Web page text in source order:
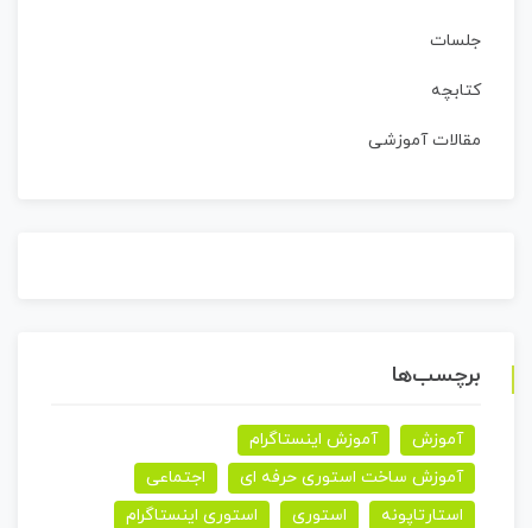
جلسات
کتابچه
مقالات آموزشی
برچسب‌ها
آموزش
آموزش اینستاگرام
آموزش ساخت استوری حرفه ای
اجتماعی
استارتاپونه
استوری
استوری اینستاگرام